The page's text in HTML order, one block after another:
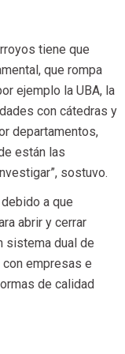
tiene que
que rompa
ejemplo la UBA, la
con cátedras y
departamentos,
están las
sostuvo.
a que
abrir y cerrar
sistema dual de
empresas e
de calidad